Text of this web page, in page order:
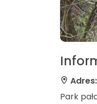
Adres:
Park